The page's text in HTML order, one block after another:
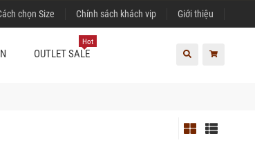
chọn Size Chính sách khách vip Giới thiệu
OUTLET SALE
Hot